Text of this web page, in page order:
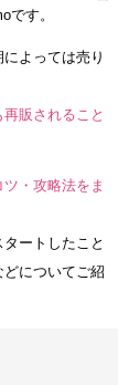
です。
よっては売り
販されること
・攻略法をま
ートしたこと
についてご紹